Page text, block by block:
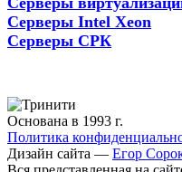
Серверы Intel Xeon
Серверы СРК
Основана в 1993 г.
Политика
Дизайн сайта — Егор